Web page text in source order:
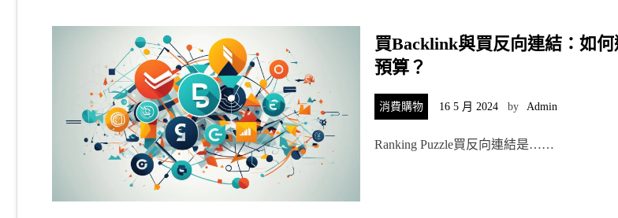
買Backlink與買反向連結：如
預算？
消費購物 16 5 月 2024 by Admin
Ranking Puzzle買反向連結是……